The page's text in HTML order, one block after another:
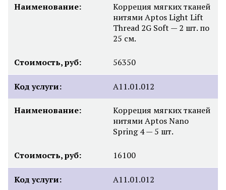
Наименование:
Корреция мягких тканей
нитями Aptos Light Lift
Thread 2G Soft — 2 шт. по
25 см.
Стоимость, руб: 56350
Код услуги: A11.01.012
Наименование:
Корреция мягких тканей
нитями Aptos Nano
Spring 4 — 5 шт.
Стоимость, руб: 16100
Код услуги: A11.01.012